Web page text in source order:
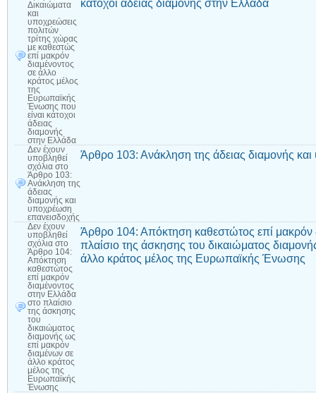
Δικαιώματα
και
υποχρεώσεις
πολιτών
τρίτης χώρας
με καθεστώς
επί μακρόν
διαμένοντος
σε άλλο
κράτος μέλος
της
Ευρωπαϊκής
Ένωσης που
είναι κάτοχοι
άδειας
διαμονής
στην Ελλάδα
κάτοχοι άδειας διαμονής στην Ελλάδα
Δεν έχουν
υποβληθεί
σχόλια στο
Άρθρο 103:
Ανάκληση της
άδειας
διαμονής και
υποχρέωση
επανεισδοχής
Άρθρο 103: Ανάκληση της άδειας διαμονής
Δεν έχουν
υποβληθεί
σχόλια στο
Άρθρο 104:
Απόκτηση
καθεστώτος
επί μακρόν
διαμένοντος
στην Ελλάδα
στο πλαίσιο
της άσκησης
του
δικαιώματος
διαμονής ως
επί μακρόν
διαμένων σε
άλλο κράτος
μέλος της
Ευρωπαϊκής
Ένωσης
Άρθρο 104: Απόκτηση καθεστώτος επί μακρόν
πλαίσιο της άσκησης του δικαιώματος
άλλο κράτος μέλος της Ευρωπαϊκής Ένωσης